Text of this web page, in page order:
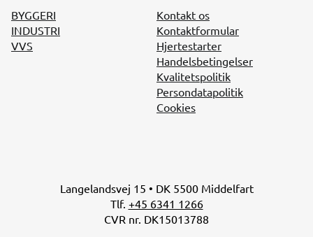
BYGGERI
INDUSTRI
VVS
Kontakt os
Kontaktformular
Hjertestarter
Handelsbetingelser
Kvalitetspolitik
Persondatapolitik
Cookies
Langelandsvej 15 • DK 5500 Middelfart
Tlf. +45 6341 1266
CVR nr. DK15013788